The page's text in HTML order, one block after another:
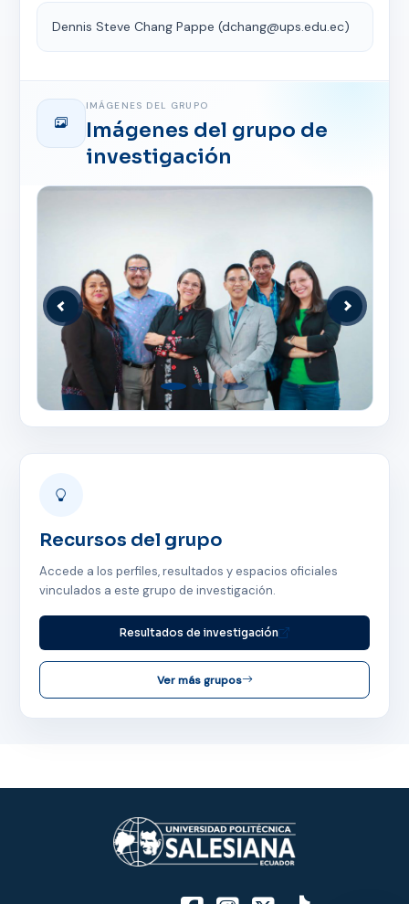
Dennis Steve Chang Pappe (dchang@ups.edu.ec)
IMÁGENES DEL GRUPO
Imágenes del grupo de
investigación
Anterior Siguiente
Recursos del grupo
Accede a los perfiles, resultados y espacios oficiales
vinculados a este grupo de investigación.
Resultados de investigación
Ver más grupos
UPIBOT